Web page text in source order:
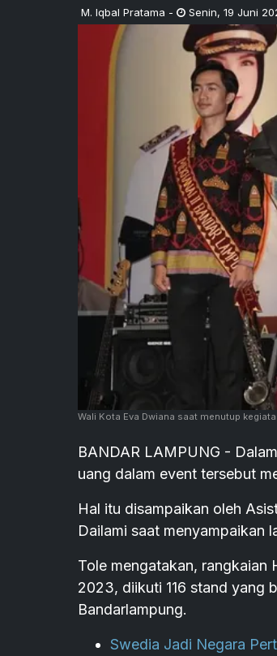
M. Iqbal Pratama - Senin, 19 Juni
Wali Kota Eva Dwiana saat menutup
BANDAR LAMPUNG -
uang dalam event tersebut
Hal itu disampaikan oleh
Dailami saat menyampaikan
Tole mengatakan, rangkaian
2023, diikuti 116 stand yang
Bandarlampung.
Swedia Jadi Negara